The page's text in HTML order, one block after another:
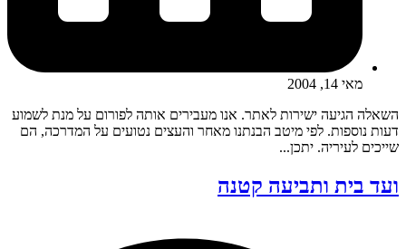
מאי 14, 2004
השאלה הגיעה ישירות לאתר. אנו מעבירים אותה לפורום על מנת לשמוע
דעות נוספות. לפי מיטב הבנתנו מאחר והעצים נטועים על המדרכה, הם
שייכים לעיריה. יתכן...
ועד בית ותביעה קטנה